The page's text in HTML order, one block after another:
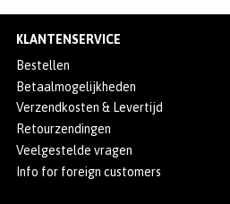
KLANTENSERVICE
Bestellen
Betaalmogelijkheden
Verzendkosten & Levertijd
Retourzendingen
Veelgestelde vragen
Info for foreign customers